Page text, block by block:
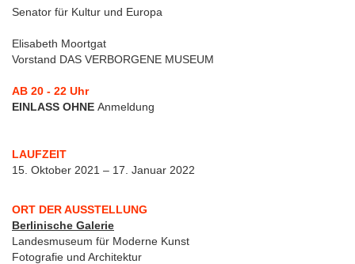
Senator für Kultur und Europa
Elisabeth Moortgat
Vorstand DAS VERBORGENE MUSEUM
AB 20 - 22 Uhr
EINLASS OHNE Anmeldung
LAUFZEIT
15. Oktober 2021 – 17. Januar 2022
ORT DER AUSSTELLUNG
Berlinische Galerie
Landesmuseum für Moderne Kunst
Fotografie und Architektur